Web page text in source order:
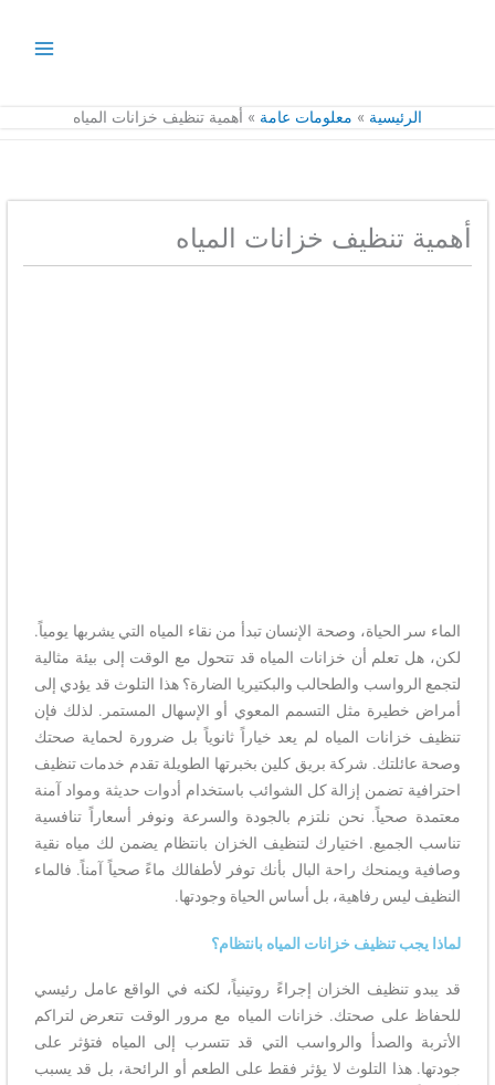
الرئيسية معلومات عامة أهمية تنظيف خزانات المياه
أهمية تنظيف خزانات المياه
الماء سر الحياة، وصحة الإنسان تبدأ من نقاء المياه التي يشربها يومياً.
لكن، هل تعلم أن خزانات المياه قد تتحول مع الوقت إلى بيئة مثالية
لتجمع الرواسب والطحالب والبكتيريا الضارة؟ هذا التلوث قد يؤدي إلى
أمراض خطيرة مثل التسمم المعوي أو الإسهال المستمر. لذلك فإن
تنظيف خزانات المياه لم يعد خياراً ثانوياً بل ضرورة لحماية صحتك
وصحة عائلتك. شركة بريق كلين بخبرتها الطويلة تقدم خدمات تنظيف
احترافية تضمن إزالة كل الشوائب باستخدام أدوات حديثة ومواد آمنة
معتمدة صحياً. نحن نلتزم بالجودة والسرعة ونوفر أسعاراً تنافسية
تناسب الجميع. اختيارك لتنظيف الخزان بانتظام يضمن لك مياه نقية
وصافية ويمنحك راحة البال بأنك توفر لأطفالك ماءً صحياً آمناً. فالماء
النظيف ليس رفاهية، بل أساس الحياة وجودتها.
لماذا يجب تنظيف خزانات المياه بانتظام؟
قد يبدو تنظيف الخزان إجراءً روتينياً، لكنه في الواقع عامل رئيسي
للحفاظ على صحتك. خزانات المياه مع مرور الوقت تتعرض لتراكم
الأتربة والصدأ والرواسب التي قد تتسرب إلى المياه فتؤثر على
جودتها. هذا التلوث لا يؤثر فقط على الطعم أو الرائحة، بل قد يسبب